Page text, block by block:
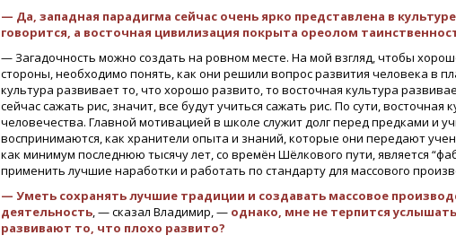
— Да, западная парадигма сейчас очень ярко представлена в
говорится, а восточная цивилизация покрыта ореолом
— Загадочность можно создать на ровном месте. На мой взгляд, чтобы
стороны, необходимо понять, как они решили вопрос развития человека в
культура развивает то, что хорошо развито, то восточная культура
сейчас сажать рис, значит, все будут учиться сажать рис. По сути,
человечества. Главной мотивацией в школе служит долг перед предками и
воспринимаются, как хранители опыта и знаний, которые они передают
как минимум последнюю тысячу лет, со времён Шёлкового пути, является
применить лучшие наработки и работать по стандарту для массового
— Уметь сохранять лучшие традиции и создавать массовое
деятельность, — сказал Владимир, — однако, мне не терпится
развивают то, что плохо развито?